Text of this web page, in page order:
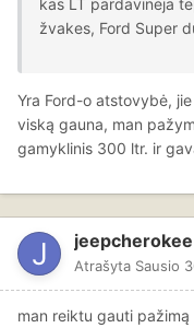
žvakes, Ford Super
Yra Ford-o atstovybė,
viską gauna, man
gamyklinis 300 ltr. ir
jeepcherokee
Atrašyta Sausio
man reiktu gauti